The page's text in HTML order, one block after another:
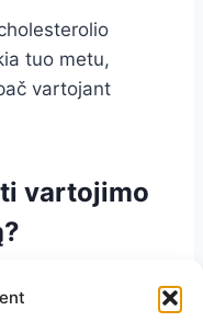
tuo metu,
vartojant
vartojimo
kokia jo